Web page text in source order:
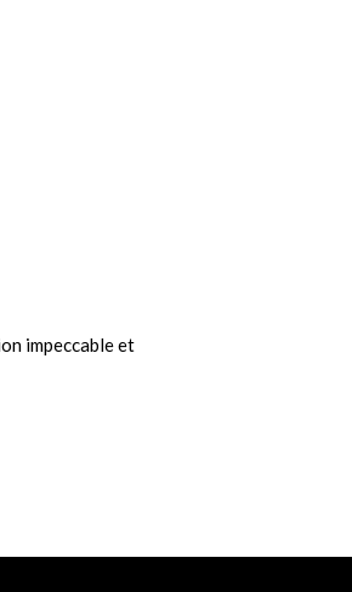
impeccable et